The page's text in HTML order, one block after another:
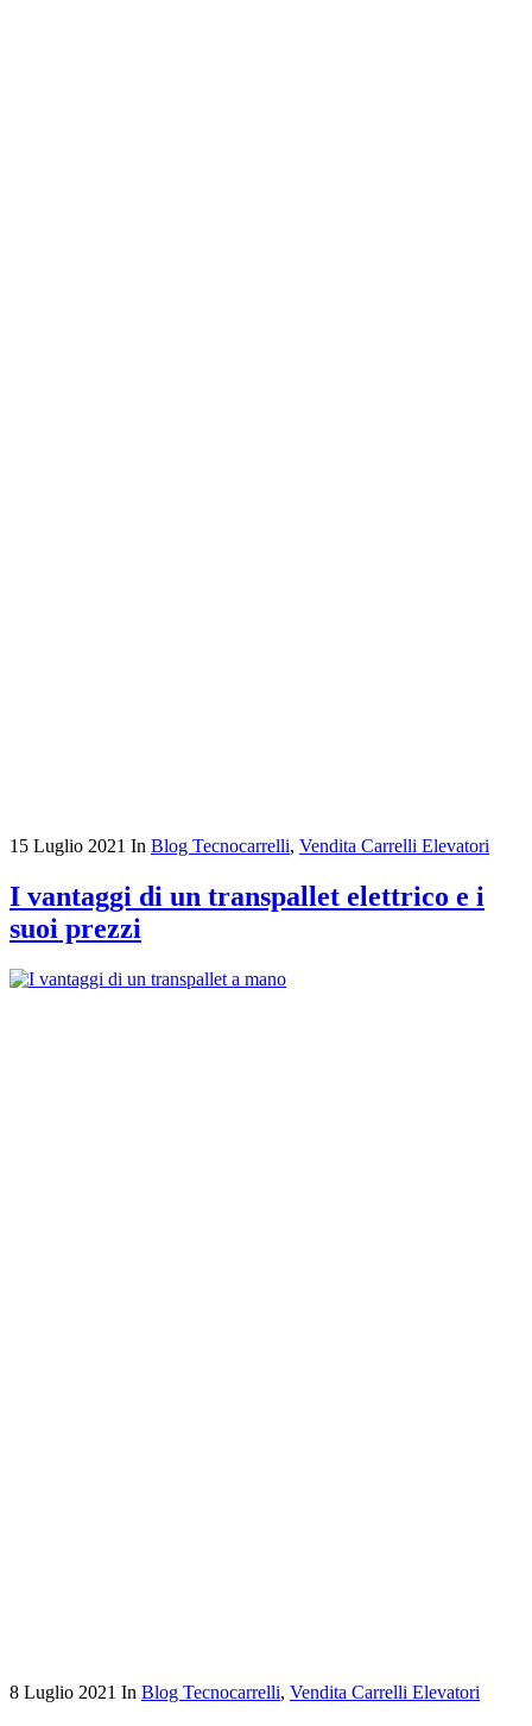
15 Luglio 2021 In Blog Tecnocarrelli, Vendita Carrelli Elevatori
I vantaggi di un transpallet elettrico e i
suoi prezzi
8 Luglio 2021 In Blog Tecnocarrelli, Vendita Carrelli Elevatori